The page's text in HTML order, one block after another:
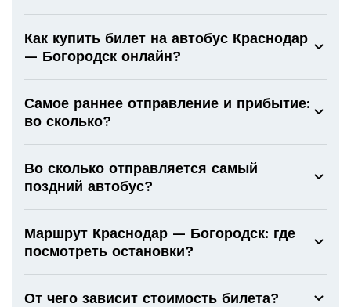
Как купить билет на автобус Краснодар
— Богородск онлайн?
Самое раннее отправление и прибытие:
во сколько?
Во сколько отправляется самый
поздний автобус?
Маршрут Краснодар — Богородск: где
посмотреть остановки?
От чего зависит стоимость билета?